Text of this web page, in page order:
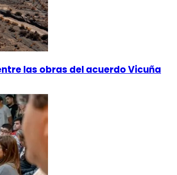
las obras del acuerdo Vicuña